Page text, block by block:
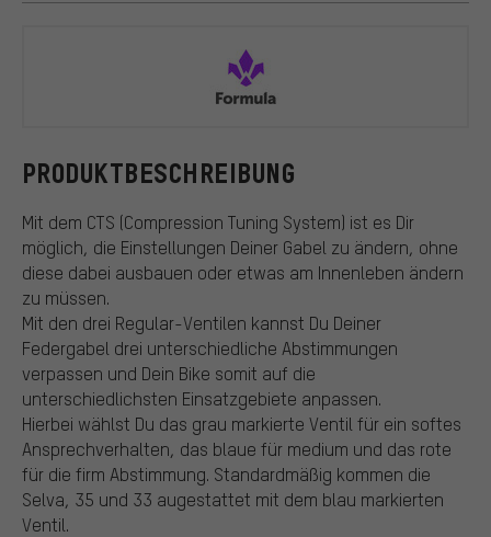
PRODUKTBESCHREIBUNG
Mit dem CTS (Compression Tuning System) ist es Dir
möglich, die Einstellungen Deiner Gabel zu ändern, ohne
diese dabei ausbauen oder etwas am Innenleben ändern
zu müssen.
Mit den drei Regular-Ventilen kannst Du Deiner
Federgabel drei unterschiedliche Abstimmungen
verpassen und Dein Bike somit auf die
unterschiedlichsten Einsatzgebiete anpassen.
Hierbei wählst Du das grau markierte Ventil für ein softes
Ansprechverhalten, das blaue für medium und das rote
für die firm Abstimmung. Standardmäßig kommen die
Selva, 35 und 33 augestattet mit dem blau markierten
Ventil.